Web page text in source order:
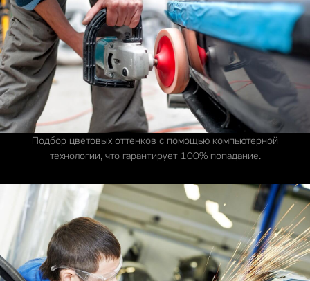
Подбор цветовых оттенков с помощью компьютерной
технологии, что гарантирует 100% попадание.